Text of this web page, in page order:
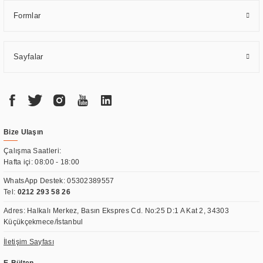
Formlar
Sayfalar
Bize Ulaşın
Çalışma Saatleri:
Hafta içi: 08:00 - 18:00
WhatsApp Destek:05302389557
Tel: 0212 293 58 26
Adres: Halkalı Merkez, Basın Ekspres Cd. No:25 D:1 A Kat 2, 34303
Küçükçekmece/İstanbul
İletişim Sayfası